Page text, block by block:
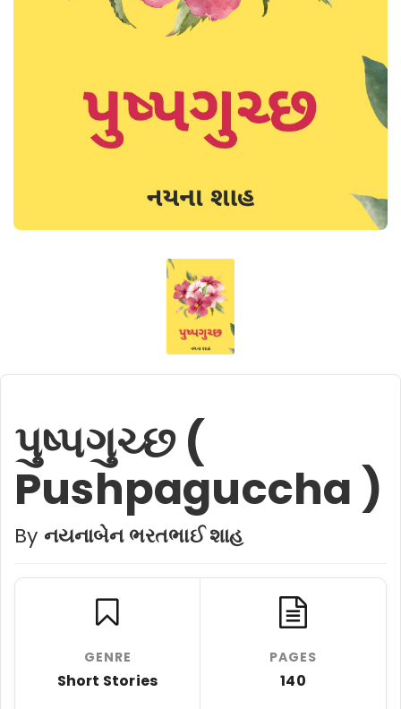
પુષ્પગુચ્છ (
Pushpaguccha )
By નયનાબેન ભરતભાઈ શાહ
GENRE
Short Stories
PAGES
140